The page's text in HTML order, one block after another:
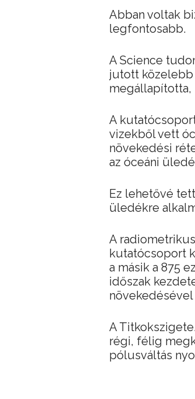
Abban voltak
legfontosabb.
A Science
jutott közelebb
megállapította,
A
vizekből vett
növekedési
az óceáni
Ez lehetővé
üledékre
A
kutatócsoport
a másik a 875
időszak
növekedésével
A
régi, félig
pólusváltás